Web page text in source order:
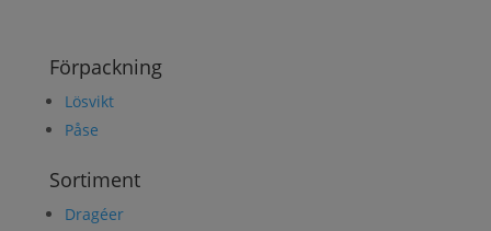
Förpackning
Lösvikt
Påse
Sortiment
Dragéer